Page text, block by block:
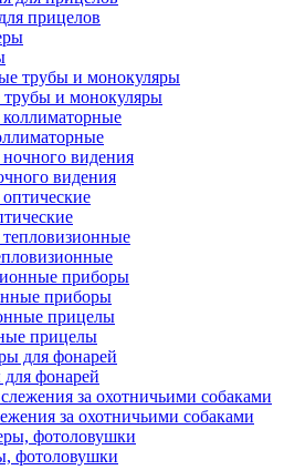
прицелов
трубы и монокуляры
видения
приборы
прицелы
фонарей
за охотничьими собаками
фотоловушки